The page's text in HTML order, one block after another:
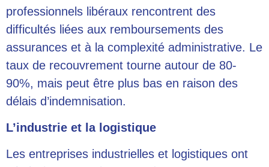
professionnels libéraux rencontrent des
difficultés liées aux remboursements des
assurances et à la complexité administrative. Le
taux de recouvrement tourne autour de 80-
90%, mais peut être plus bas en raison des
délais d’indemnisation.
L’industrie et la logistique
Les entreprises industrielles et logistiques ont